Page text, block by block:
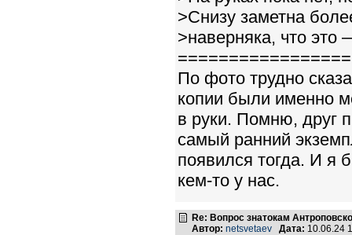
>Снизу заметна
>наверняка, что это
По фото трудно
копии были именно
в руки. Помню, друг
самый ранний
появился тогда. И
кем-то у нас.
Re: Вопрос знатокам
Автор: netsvetaev Дата: 10.06.24